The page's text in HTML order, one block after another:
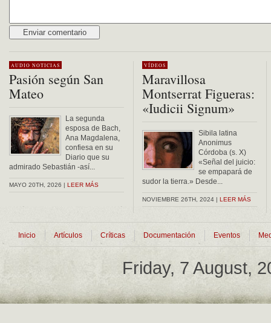
AUDIO NOTICIAS
Pasión según San
Mateo
La segunda
esposa de Bach,
Ana Magdalena,
confiesa en su
Diario que su
admirado Sebastián -así...
MAYO 20TH, 2026 | LEER MÁS
VÍDEOS
Maravillosa
Montserrat Figueras:
«Iudicii Signum»
Sibila latina
Anonimus
Córdoba (s. X)
«Señal del juicio:
se empapará de
sudor la tierra.» Desde...
NOVIEMBRE 26TH, 2024 | LEER MÁS
Inicio Artículos Críticas Documentación Eventos
Friday, 7 August,